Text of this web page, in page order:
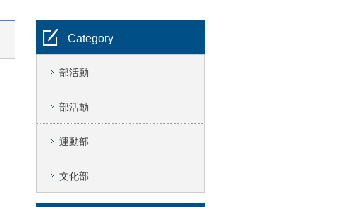
Category
部活動
部活動
運動部
文化部